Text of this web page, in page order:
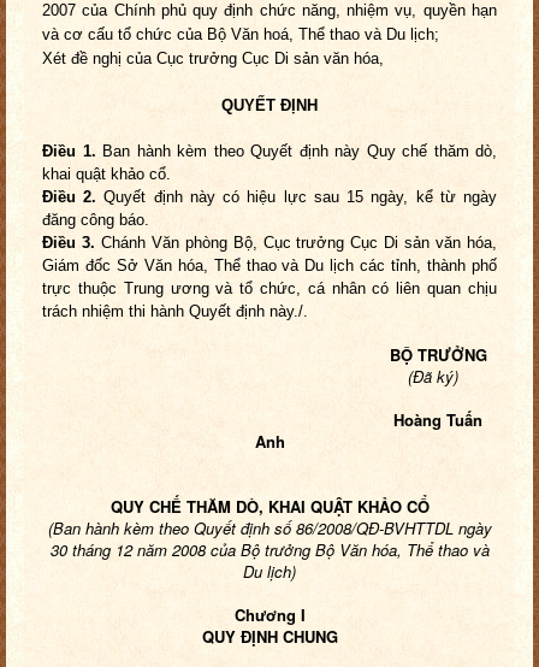
2007 của Chính phủ quy định chức năng, nhiệm vụ, quyền hạn
và cơ cấu tổ chức của Bộ Văn hoá, Thể thao và Du lịch;
Xét đề nghị của Cục trưởng Cục Di sản văn hóa,
QUYẾT ĐỊNH
Điều 1. Ban hành kèm theo Quyết định này Quy chế thăm dò,
khai quật khảo cổ.
Điều 2.Quyết định này có hiệu lực sau 15 ngày, kể từ ngày
đăng công báo.
Điều 3. Chánh Văn phòng Bộ, Cục trưởng Cục Di sản văn hóa,
Giám đốc Sở Văn hóa, Thể thao và Du lịch các tỉnh, thành phố
trực thuộc Trung ương và tổ chức, cá nhân có liên quan chịu
trách nhiệm thi hành Quyết định này./.
BỘ TRƯỞNG
(Đã ký)
Hoàng Tuấn
Anh
QUY CHẾ THĂM DÒ, KHAI QUẬT KHẢO CỔ
(Ban hành kèm theo Quyết định số 86/2008/QĐ-BVHTTDL ngày
30 tháng 12 năm 2008 của Bộ trưởng Bộ Văn hóa, Thể thao và
Du lịch)
Chương I
QUY ĐỊNH CHUNG